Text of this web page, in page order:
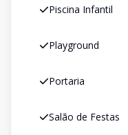
Piscina Infantil
Playground
Portaria
Salão de Festas